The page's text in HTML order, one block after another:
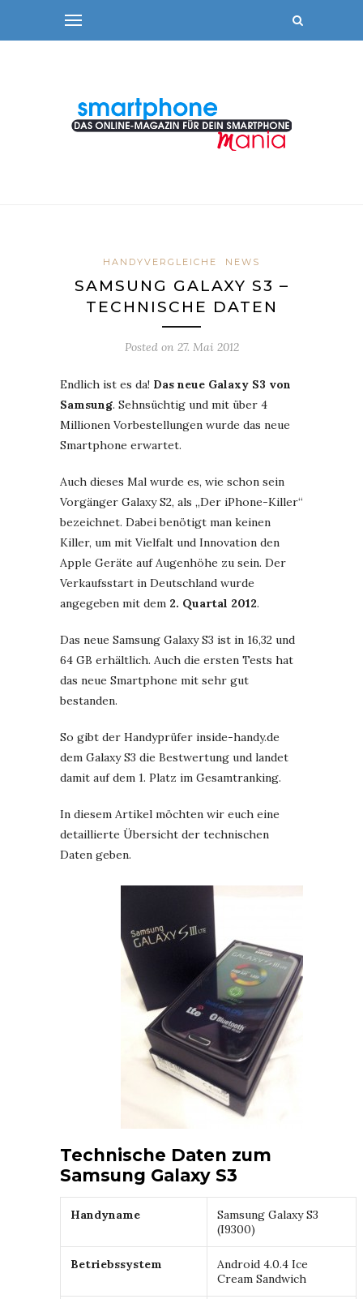
HANDYVERGLEICHE NEWS
SAMSUNG GALAXY S3 –
TECHNISCHE DATEN
Posted on 27. Mai 2012
Endlich ist es da! Das neue Galaxy S3 von
Samsung. Sehnsüchtig und mit über 4
Millionen Vorbestellungen wurde das neue
Smartphone erwartet.
Auch dieses Mal wurde es, wie schon sein
Vorgänger Galaxy S2, als „Der iPhone-Killer“
bezeichnet. Dabei benötigt man keinen
Killer, um mit Vielfalt und Innovation den
Apple Geräte auf Augenhöhe zu sein. Der
Verkaufsstart in Deutschland wurde
angegeben mit dem 2. Quartal 2012.
Das neue Samsung Galaxy S3 ist in 16,32 und
64 GB erhältlich. Auch die ersten Tests hat
das neue Smartphone mit sehr gut
bestanden.
So gibt der Handyprüfer inside-handy.de
dem Galaxy S3 die Bestwertung und landet
damit auf dem 1. Platz im Gesamtranking.
In diesem Artikel möchten wir euch eine
detaillierte Übersicht der technischen
Daten geben.
Technische Daten zum
Samsung Galaxy S3
Handyname
Samsung Galaxy S3
(I9300)
Betriebssystem
Android 4.0.4 Ice
Cream Sandwich